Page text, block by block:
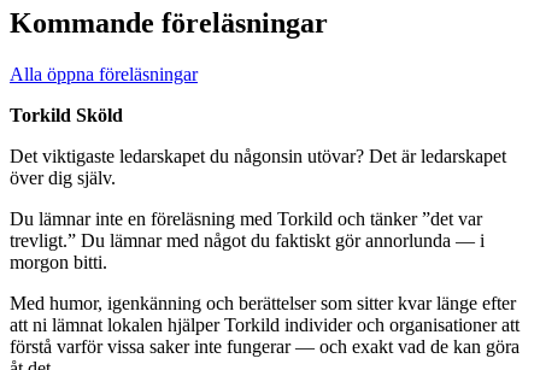
Kommande föreläsningar
Alla öppna föreläsningar
Torkild Sköld
Det viktigaste ledarskapet du någonsin utövar? Det är ledarskapet
över dig själv.
Du lämnar inte en föreläsning med Torkild och tänker ”det var
trevligt.” Du lämnar med något du faktiskt gör annorlunda — i
morgon bitti.
Med humor, igenkänning och berättelser som sitter kvar länge efter
att ni lämnat lokalen hjälper Torkild individer och organisationer att
förstå varför vissa saker inte fungerar — och exakt vad de kan göra